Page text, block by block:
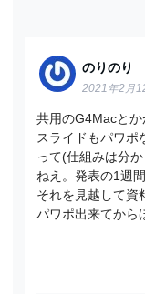
のりのり
2021年2月
共用のG4Macとか
スライドもパワポ
って(仕組みは分
ねえ。発表の1週
それを見越して資
パワポ出来てから